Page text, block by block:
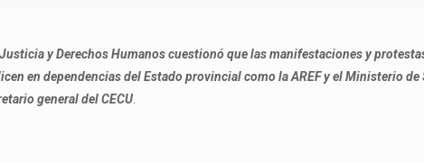
y Derechos Humanos cuestionó que las manifestaciones y
en dependencias del Estado provincial como la AREF y el Ministerio
general del CECU